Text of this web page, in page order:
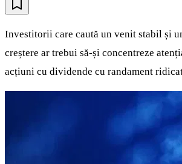
Investitorii care caută un venit stabil și
creștere ar trebui să-și concentreze
acțiuni cu dividende cu randament